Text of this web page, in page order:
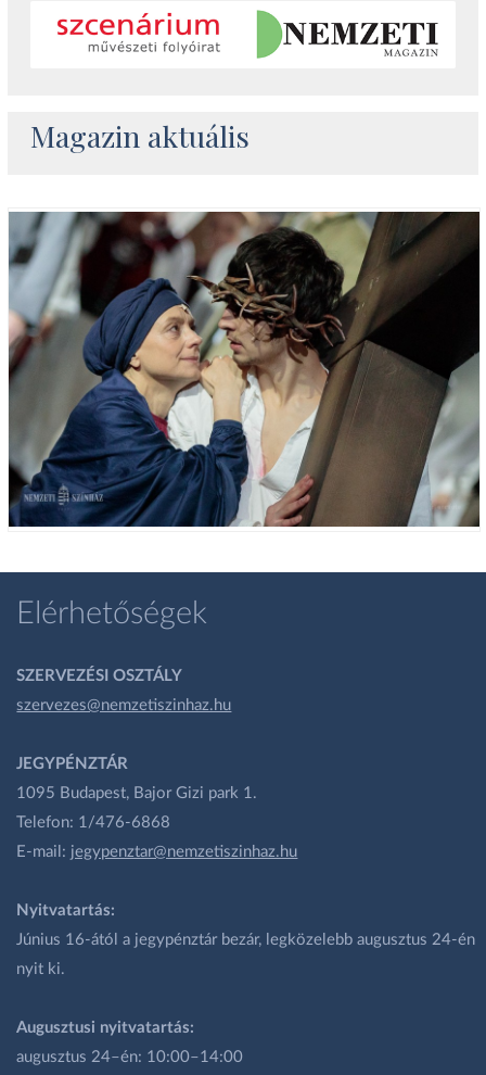
Magazin aktuális
Elérhetőségek
SZERVEZÉSI OSZTÁLY
szervezes@nemzetiszinhaz.hu
JEGYPÉNZTÁR
1095 Budapest, Bajor Gizi park 1.
Telefon: 1/476-6868
E-mail: jegypenztar@nemzetiszinhaz.hu
Nyitvatartás:
Június 16-ától a jegypénztár bezár, legközelebb augusztus 24-én
nyit ki.
Augusztusi nyitvatartás:
augusztus 24–én: 10:00–14:00